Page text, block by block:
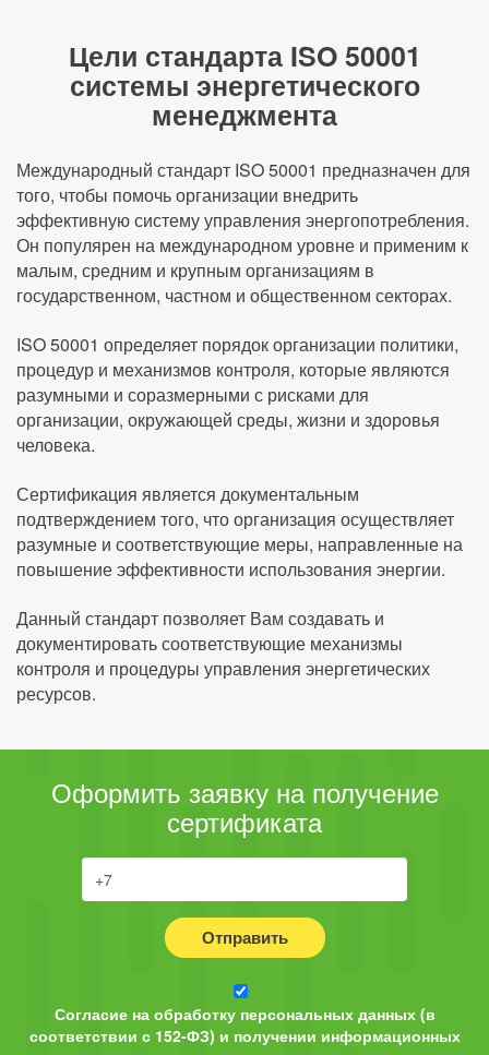
Цели стандарта ISO 50001
системы энергетического
менеджмента
Международный стандарт ISO 50001 предназначен для
того, чтобы помочь организации внедрить
эффективную систему управления энергопотребления.
Он популярен на международном уровне и применим к
малым, средним и крупным организациям в
государственном, частном и общественном секторах.
ISO 50001 определяет порядок организации политики,
процедур и механизмов контроля, которые являются
разумными и соразмерными с рисками для
организации, окружающей среды, жизни и здоровья
человека.
Сертификация является документальным
подтверждением того, что организация осуществляет
разумные и соответствующие меры, направленные на
повышение эффективности использования энергии.
Данный стандарт позволяет Вам создавать и
документировать соответствующие механизмы
контроля и процедуры управления энергетических
ресурсов.
Оформить заявку на получение
сертификата
Отправить
Согласие на обработку персональных данных (в
соответствии с 152-ФЗ) и получении информационных